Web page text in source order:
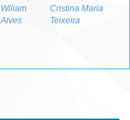
Wiliam
Alves
Cristina Maria
Teixeira